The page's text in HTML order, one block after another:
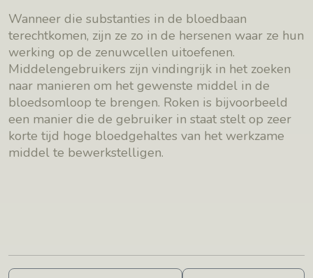
Wanneer die substanties in de bloedbaan
terechtkomen, zijn ze zo in de hersenen waar ze hun
werking op de zenuwcellen uitoefenen.
Middelengebruikers zijn vindingrijk in het zoeken
naar manieren om het gewenste middel in de
bloedsomloop te brengen. Roken is bijvoorbeeld
een manier die de gebruiker in staat stelt op zeer
korte tijd hoge bloedgehaltes van het werkzame
middel te bewerkstelligen.